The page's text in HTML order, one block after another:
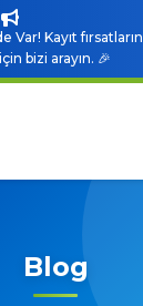
Kayıt
bizi arayın. 🎉
Blog